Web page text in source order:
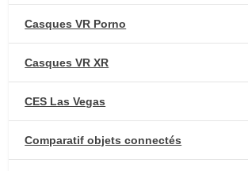
Casques VR Porno
Casques VR XR
CES Las Vegas
Comparatif objets connectés